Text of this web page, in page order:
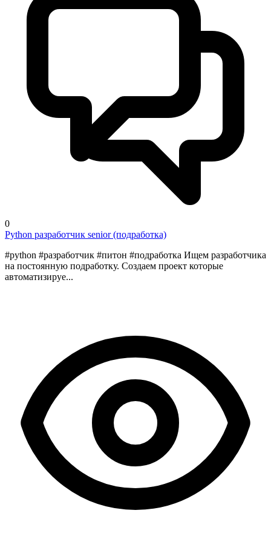
0
Python разработчик senior (подработка)
#python #разработчик #питон #подработка Ищем разработчика
на постоянную подработку. Создаем проект которые
автоматизируе...